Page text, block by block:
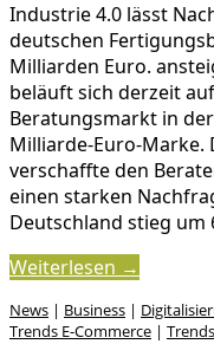
Industrie 4.0 lässt
deutschen
Milliarden Euro.
beläuft sich derzeit
Beratungsmarkt in
Milliarde-Euro-
verschaffte den
einen starken
Deutschland stieg um
Weiterlesen →
News | Business |
Trends E-Commerce |